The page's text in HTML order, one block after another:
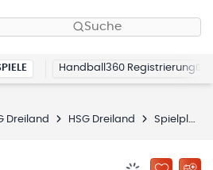
Suche
Handball360 Registrierung
Dreiland HSG Dreiland Spielplan